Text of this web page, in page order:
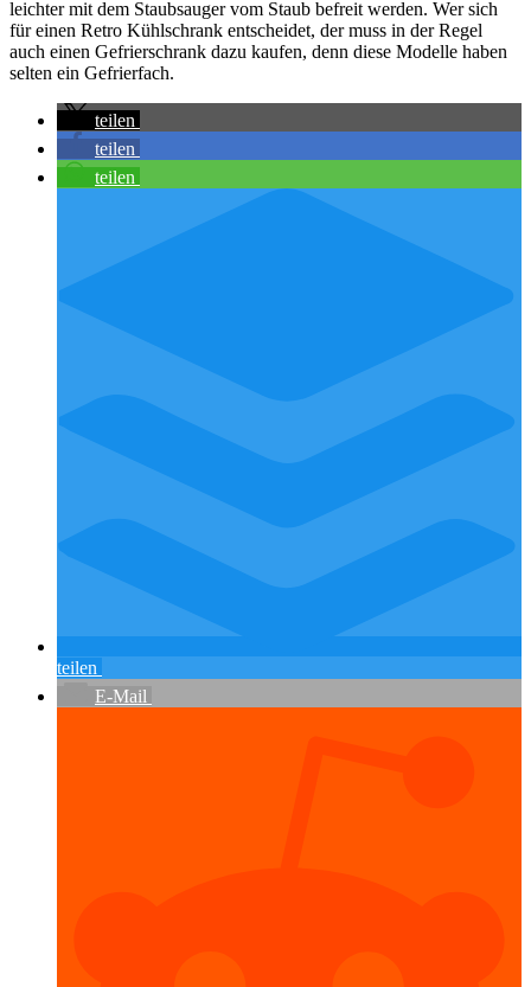
leichter mit dem Staubsauger vom Staub befreit werden. Wer sich
für einen Retro Kühlschrank entscheidet, der muss in der Regel
auch einen Gefrierschrank dazu kaufen, denn diese Modelle haben
selten ein Gefrierfach.
teilen
teilen
teilen
teilen
E-Mail